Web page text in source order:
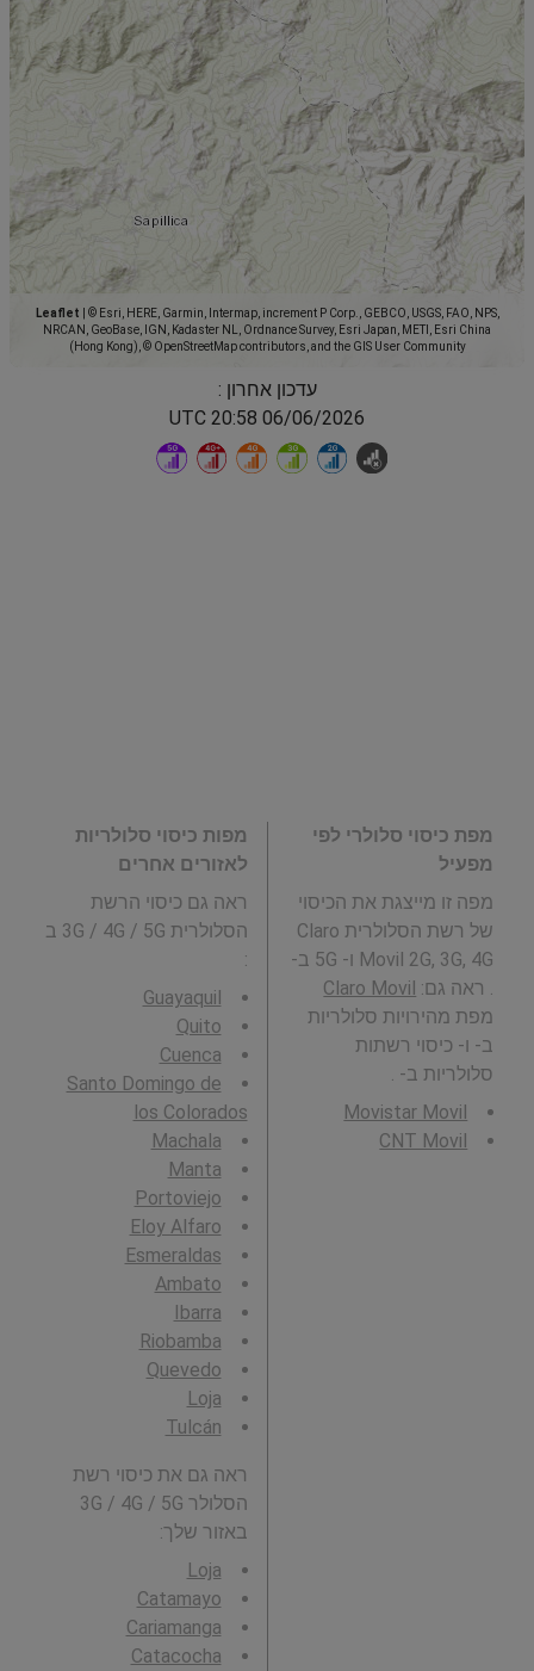
Leaflet
© Esri, HERE, Garmin, Intermap, increment P Corp., GEBCO, USGS, FAO, NPS,
NRCAN, GeoBase, IGN, Kadaster NL, Ordnance Survey, Esri Japan, METI, Esri China
(Hong Kong), © OpenStreetMap contributors, and the GIS User Community
עדכון אחרון :
06/06/2026 20:58 UTC
מפת כיסוי סלולרי לפי
מפעיל
מפה זו מייצגת את הכיסוי
של רשת הסלולרית Claro
Movil 2G, 3G, 4G ו- 5G ב-
. ראה גם: Claro Movil
מפת מהירויות סלולריות
ב- ו- כיסוי רשתות
סלולריות ב- .
Movistar Movil
CNT Movil
מפות כיסוי סלולריות
לאזורים אחרים
ראה גם כיסוי הרשת
הסלולרית 3G / 4G / 5G ב
:
Guayaquil
Quito
Cuenca
Santo Domingo de
los Colorados
Machala
Manta
Portoviejo
Eloy Alfaro
Esmeraldas
Ambato
Ibarra
Riobamba
Quevedo
Loja
Tulcán
ראה גם את כיסוי רשת
הסלולר 3G / 4G / 5G
באזור שלך:
Loja
Catamayo
Cariamanga
Catacocha